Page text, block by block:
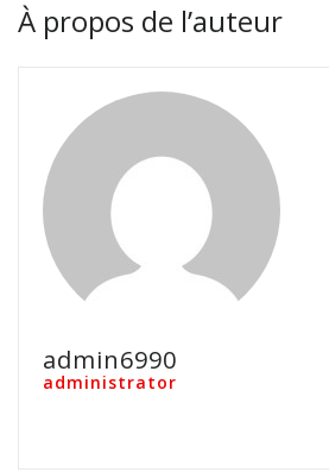
À propos de l’auteur
admin6990
administrator